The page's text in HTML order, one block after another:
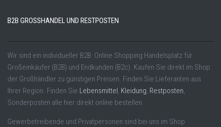
B2B GROSSHANDEL UND RESTPOSTEN
Wir sind ein individueller B2B Online Shopping Handelsplatz für
Großeinkäufer (B2B) und Endkunden (B2c). Kaufen Sie direkt im Shop
der Großhändler zu günstigen Preisen. Finden Sie Lieferanten aus
Ihrer Region. Finden Sie Lebensmittel , Kleidung, Restposten,
Sonderposten alle hier direkt online bestellen.
Gewerbetreibende und Privatpersonen sind bei uns im Shop